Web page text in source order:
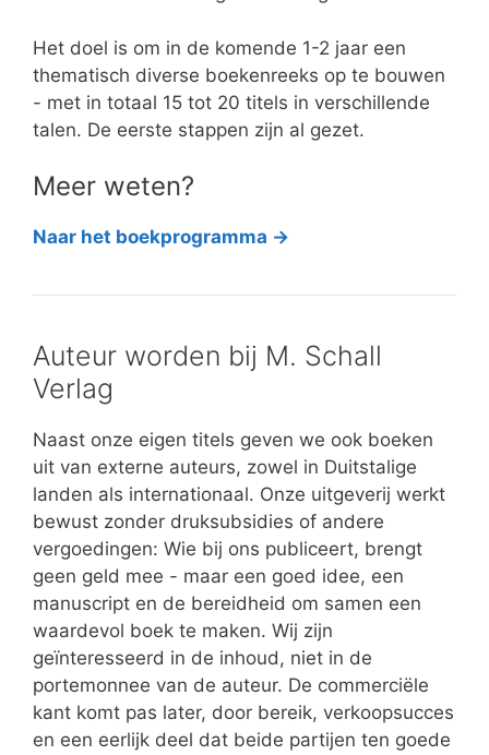
Het doel is om in de komende 1-2 jaar een
thematisch diverse boekenreeks op te bouwen
- met in totaal 15 tot 20 titels in verschillende
talen. De eerste stappen zijn al gezet.
Meer weten?
Naar het boekprogramma →
Auteur worden bij M. Schall
Verlag
Naast onze eigen titels geven we ook boeken
uit van externe auteurs, zowel in Duitstalige
landen als internationaal. Onze uitgeverij werkt
bewust zonder druksubsidies of andere
vergoedingen: Wie bij ons publiceert, brengt
geen geld mee - maar een goed idee, een
manuscript en de bereidheid om samen een
waardevol boek te maken. Wij zijn
geïnteresseerd in de inhoud, niet in de
portemonnee van de auteur. De commerciële
kant komt pas later, door bereik, verkoopsucces
en een eerlijk deel dat beide partijen ten goede